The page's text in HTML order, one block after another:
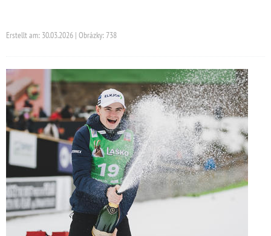
Erstellt am: 30.03.2026 | Obrázky: 738